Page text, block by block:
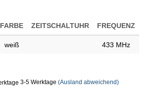
FARBE ZEITSCHALTUHR FREQUENZ
weiß 433 MHz
3-5 Werktage (Ausland abweichend)